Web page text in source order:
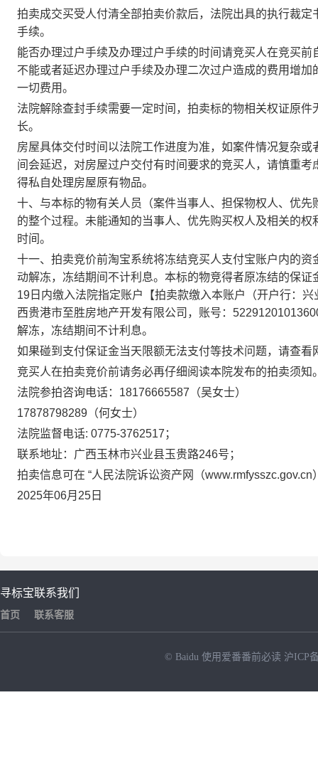
拍卖成交买受人付清全部拍卖价款后，法院出具的执行裁定
手续。
能否办理过户手续及办理过户手续的时间请竞买人在竞买
不能或者延迟办理过户手续及办理二次过户造成的费用增
一切费用。
法院解除查封手续需要一定时间，拍卖标的物相关权证原
长。
房屋具体交付时间以法院工作进度为准， 如案件情况复杂或
间会延迟， 对房屋过户交付有时间要求的竞买人，请慎重
得私自处理房屋原有物品。
十、与本标的物有关人员（案件当事人、担保物权人、优
的整个过程。未能通知的当事人、优先购买权人及相关的权
时间。
十一、拍卖竞价前淘宝系统将冻结竞买人支付宝账户内的
动解冻，冻结期间不计利息。本标的物竞得者原冻结的保
19 日内缴入法院指定账户【拍卖款缴入本账户（开户行： 兴
西贵港市至胜房地产开发有限公司 ，账号：
解冻，冻结期间不计利息。
如果碰到支付保证金当天限额无法支付等技术问题，请查
竞买人在拍卖竞价前请务必再仔细阅读本院发布的拍卖须知
法院参拍咨询电话： 18176665587 （吴女士）
17878798289 （何女士）
法院监督电话: 0775-3762517 ；
联系地址：广西玉林市兴业县玉贵路246号；
拍卖信息可在 “人民法院诉讼资产网（www.rmfysszc.gov.cn
2025年06月 25 日
寻标宝
首页
联系我们
联系客服
© Baidu 使用爱番番前必读 沪ICP